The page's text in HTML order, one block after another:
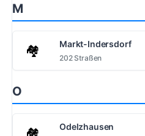
M
🏘️ Markt-Indersdorf
202 Straßen
O
Odelzhausen